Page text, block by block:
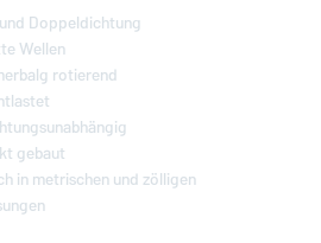
Doppeldichtung
Wellen
rotierend
gebaut
in metrischen und zölligen